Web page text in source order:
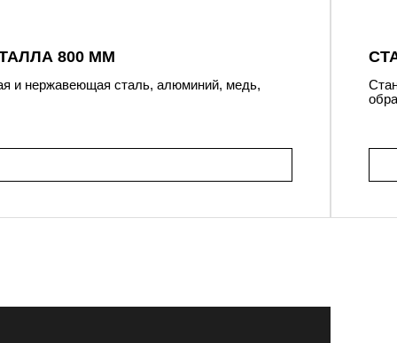
800 ММ
и нержавеющая сталь, алюминий, медь,